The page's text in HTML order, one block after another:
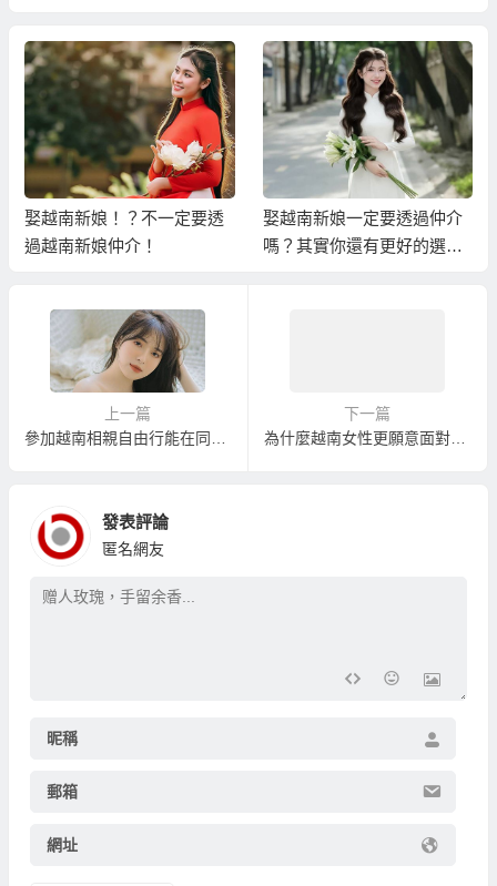
娶越南新娘一定要透過仲介
嗎？其實你還有更好的選
台灣也有單身女生，大陸新
娘也可以娶；為什麼要娶越
上一篇
下一篇
為什麼越南女性更願意面對婚姻？
發表評論
匿名網友
昵稱
郵箱
網址